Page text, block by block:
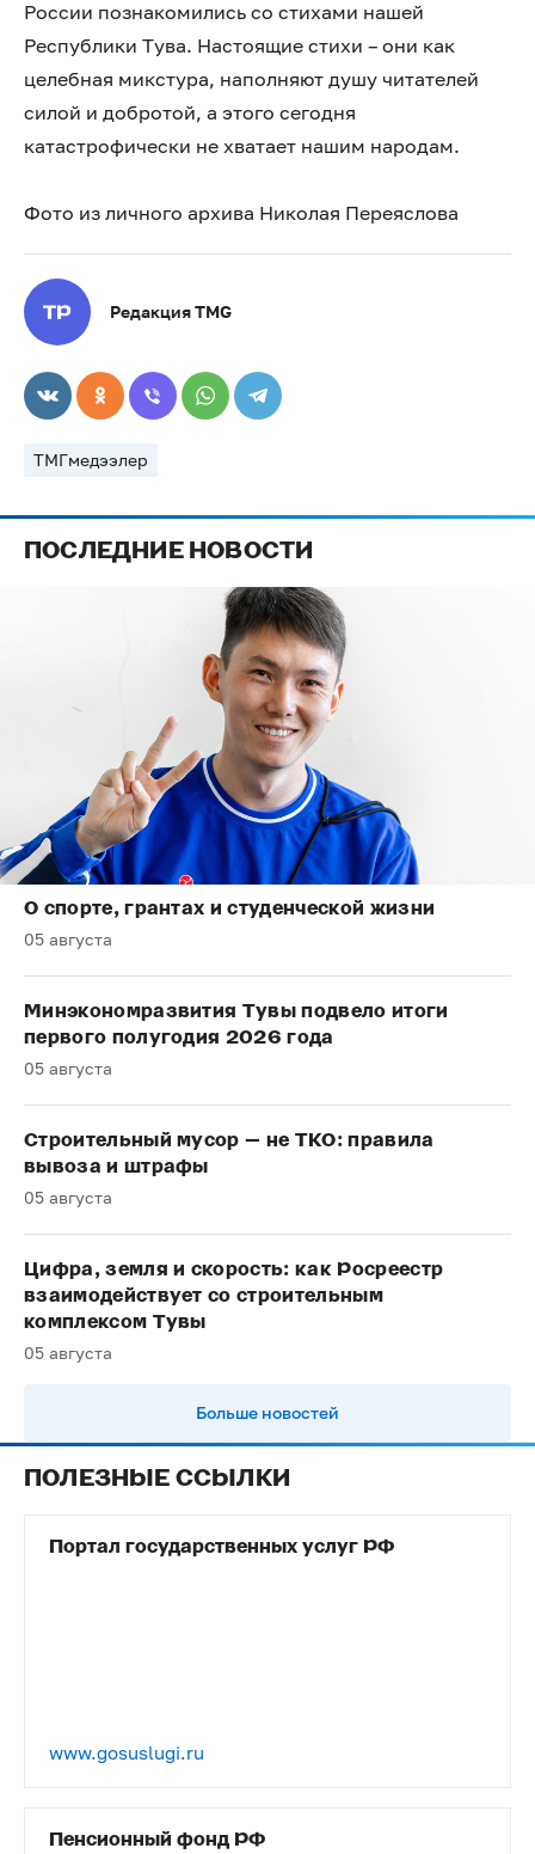
России познакомились со стихами нашей
Республики Тува. Настоящие стихи – они как
целебная микстура, наполняют душу читателей
силой и добротой, а этого сегодня
катастрофически не хватает нашим народам.
Фото из личного архива Николая Переяслова
Редакция TMG
ТМГмедээлер
ПОСЛЕДНИЕ НОВОСТИ
О спорте, грантах и студенческой жизни
05 августа
Минэкономразвития Тувы подвело итоги
первого полугодия 2026 года
05 августа
Строительный мусор — не ТКО: правила
вывоза и штрафы
05 августа
Цифра, земля и скорость: как Росреестр
взаимодействует со строительным
комплексом Тувы
05 августа
Больше новостей
ПОЛЕЗНЫЕ ССЫЛКИ
Портал государственных услуг РФ
www.gosuslugi.ru
Пенсионный фонд РФ